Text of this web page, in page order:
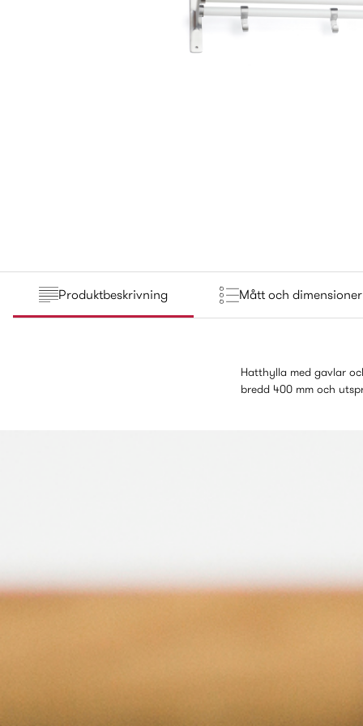
Produktbeskrivning Mått och dimensioner
Hatthylla med gavlar
bredd 400 mm och